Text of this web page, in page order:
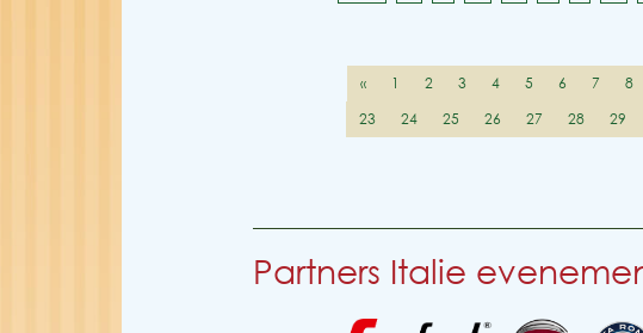
« 1 2 3 4 5 6 7 8
23
24 25 26 27 28 29
Partners Italie